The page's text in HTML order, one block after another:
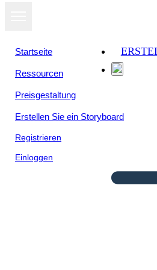
Startseite
Ressourcen
Preisgestaltung
Erstellen Sie ein Storyboard
Registrieren
Einloggen